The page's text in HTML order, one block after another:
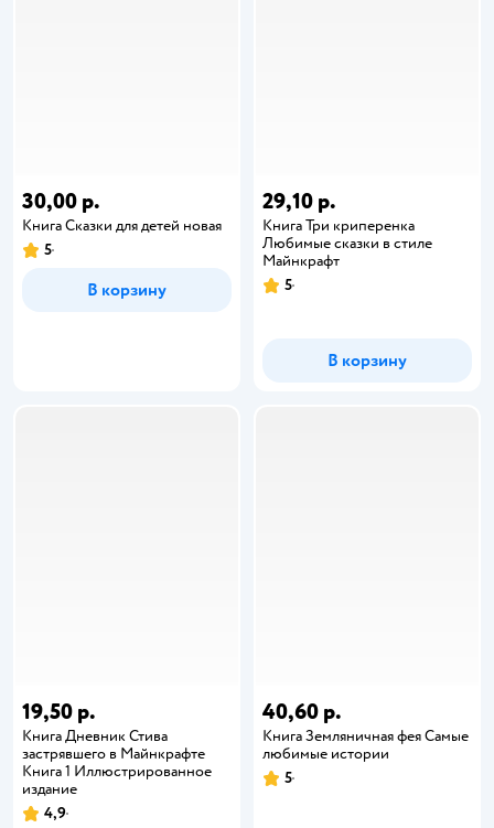
30,00 р.
Книга Сказки для детей новая
5
В корзину
29,10 р.
Книга Три криперенка
Любимые сказки в стиле
Майнкрафт
5
В корзину
19,50 р.
Книга Дневник Стива
застрявшего в Майнкрафте
Книга 1 Иллюстрированное
издание
4,9
40,60 р.
Книга Земляничная фея Самые
любимые истории
5